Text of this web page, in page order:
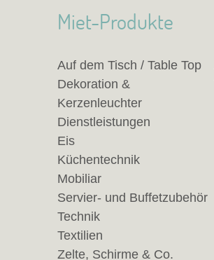
Miet-Produkte
Auf dem Tisch / Table Top
Dekoration &
Kerzenleuchter
Dienstleistungen
Eis
Küchentechnik
Mobiliar
Servier- und Buffetzubehör
Technik
Textilien
Zelte, Schirme & Co.